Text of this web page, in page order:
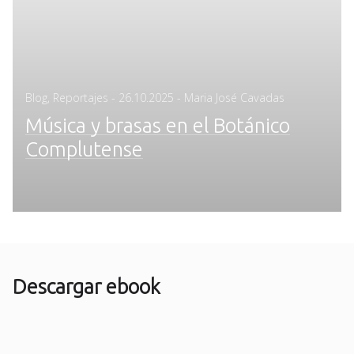
Blog Reportajes - Posted
26.10.2025 - Maria José Cavadas
Música y brasas en el Botánico
Complutense
Descargar ebook